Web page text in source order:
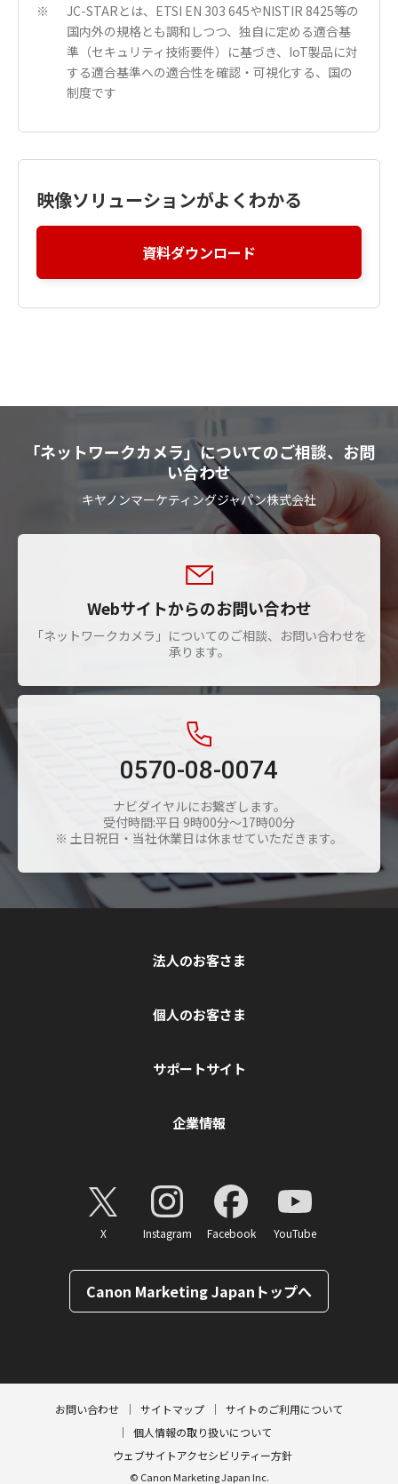
※
JC-STARとは、ETSI EN 303 645やNISTIR 8425等の
国内外の規格とも調和しつつ、独自に定める適合基
準（セキュリティ技術要件）に基づき、IoT製品に対
する適合基準への適合性を確認・可視化する、国の
制度です
映像ソリューションがよくわかる
資料ダウンロード
「ネットワークカメラ」についてのご相談、お問
い合わせ
キヤノンマーケティングジャパン株式会社
Webサイトからのお問い合わせ
「ネットワークカメラ」についてのご相談、お問い合わせを
承ります。
0570-08-0074
ナビダイヤルにお繋ぎします。
受付時間:平日 9時00分～17時00分
※ 土日祝日・当社休業日は休ませていただきます。
法人のお客さま
個人のお客さま
サポートサイト
企業情報
X Instagram Facebook YouTube
Canon Marketing Japanトップへ
お問い合わせ サイトマップ
サイトのご利用について
個人情報の取り扱いについて
ウェブサイトアクセシビリティー方針
© Canon Marketing Japan Inc.